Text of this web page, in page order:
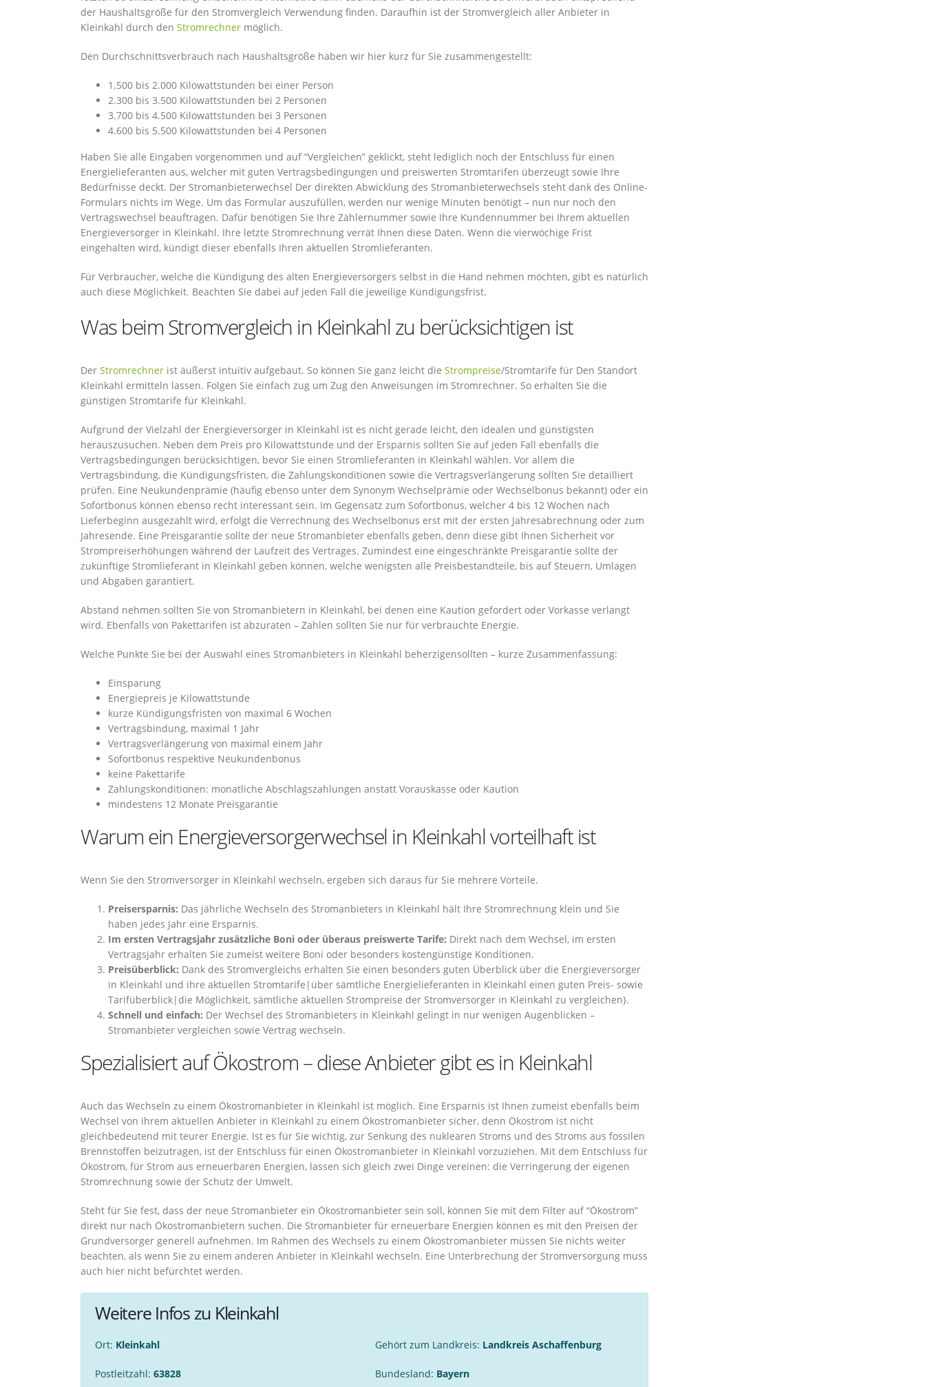
der Haushaltsgröße für den Stromvergleich Verwendung finden. Daraufhin ist der Stromvergleich aller Anbieter in
Kleinkahl durch den Stromrechner möglich.
Den Durchschnittsverbrauch nach Haushaltsgröße haben wir hier kurz für Sie zusammengestellt:
1.500 bis 2.000 Kilowattstunden bei einer Person
2.300 bis 3.500 Kilowattstunden bei 2 Personen
3.700 bis 4.500 Kilowattstunden bei 3 Personen
4.600 bis 5.500 Kilowattstunden bei 4 Personen
Haben Sie alle Eingaben vorgenommen und auf “Vergleichen” geklickt, steht lediglich noch der Entschluss für einen
Energielieferanten aus, welcher mit guten Vertragsbedingungen und preiswerten Stromtarifen überzeugt sowie Ihre
Bedürfnisse deckt. Der Stromanbieterwechsel Der direkten Abwicklung des Stromanbieterwechsels steht dank des Online-
Formulars nichts im Wege. Um das Formular auszufüllen, werden nur wenige Minuten benötigt – nun nur noch den
Vertragswechsel beauftragen. Dafür benötigen Sie Ihre Zählernummer sowie Ihre Kundennummer bei Ihrem aktuellen
Energieversorger in Kleinkahl. Ihre letzte Stromrechnung verrät Ihnen diese Daten. Wenn die vierwöchige Frist
eingehalten wird, kündigt dieser ebenfalls Ihren aktuellen Stromlieferanten.
Für Verbraucher, welche die Kündigung des alten Energieversorgers selbst in die Hand nehmen möchten, gibt es natürlich
auch diese Möglichkeit. Beachten Sie dabei auf jeden Fall die jeweilige Kündigungsfrist.
Was beim Stromvergleich in Kleinkahl zu berücksichtigen ist
Der Stromrechner ist äußerst intuitiv aufgebaut. So können Sie ganz leicht die Strompreise/Stromtarife für Den Standort
Kleinkahl ermitteln lassen. Folgen Sie einfach zug um Zug den Anweisungen im Stromrechner. So erhalten Sie die
günstigen Stromtarife für Kleinkahl.
Aufgrund der Vielzahl der Energieversorger in Kleinkahl ist es nicht gerade leicht, den idealen und günstigsten
herauszusuchen. Neben dem Preis pro Kilowattstunde und der Ersparnis sollten Sie auf jeden Fall ebenfalls die
Vertragsbedingungen berücksichtigen, bevor Sie einen Stromlieferanten in Kleinkahl wählen. Vor allem die
Vertragsbindung, die Kündigungsfristen, die Zahlungskonditionen sowie die Vertragsverlängerung sollten Sie detailliert
prüfen. Eine Neukundenprämie (häufig ebenso unter dem Synonym Wechselprämie oder Wechselbonus bekannt) oder ein
Sofortbonus können ebenso recht interessant sein. Im Gegensatz zum Sofortbonus, welcher 4 bis 12 Wochen nach
Lieferbeginn ausgezahlt wird, erfolgt die Verrechnung des Wechselbonus erst mit der ersten Jahresabrechnung oder zum
Jahresende. Eine Preisgarantie sollte der neue Stromanbieter ebenfalls geben, denn diese gibt Ihnen Sicherheit vor
Strompreiserhöhungen während der Laufzeit des Vertrages. Zumindest eine eingeschränkte Preisgarantie sollte der
zukünftige Stromlieferant in Kleinkahl geben können, welche wenigsten alle Preisbestandteile, bis auf Steuern, Umlagen
und Abgaben garantiert.
Abstand nehmen sollten Sie von Stromanbietern in Kleinkahl, bei denen eine Kaution gefordert oder Vorkasse verlangt
wird. Ebenfalls von Pakettarifen ist abzuraten – Zahlen sollten Sie nur für verbrauchte Energie.
Welche Punkte Sie bei der Auswahl eines Stromanbieters in Kleinkahl beherzigensollten – kurze Zusammenfassung:
Einsparung
Energiepreis je Kilowattstunde
kurze Kündigungsfristen von maximal 6 Wochen
Vertragsbindung, maximal 1 Jahr
Vertragsverlängerung von maximal einem Jahr
Sofortbonus respektive Neukundenbonus
keine Pakettarife
Zahlungskonditionen: monatliche Abschlagszahlungen anstatt Vorauskasse oder Kaution
mindestens 12 Monate Preisgarantie
Warum ein Energieversorgerwechsel in Kleinkahl vorteilhaft ist
Wenn Sie den Stromversorger in Kleinkahl wechseln, ergeben sich daraus für Sie mehrere Vorteile.
Preisersparnis: Das jährliche Wechseln des Stromanbieters in Kleinkahl hält Ihre Stromrechnung klein und Sie
haben jedes Jahr eine Ersparnis.
Im ersten Vertragsjahr zusätzliche Boni oder überaus preiswerte Tarife: Direkt nach dem Wechsel, im ersten
Vertragsjahr erhalten Sie zumeist weitere Boni oder besonders kostengünstige Konditionen.
Preisüberblick: Dank des Stromvergleichs erhalten Sie einen besonders guten Überblick über die Energieversorger
in Kleinkahl und ihre aktuellen Stromtarife|über sämtliche Energielieferanten in Kleinkahl einen guten Preis- sowie
Tarifüberblick|die Möglichkeit, sämtliche aktuellen Strompreise der Stromversorger in Kleinkahl zu vergleichen}.
Schnell und einfach: Der Wechsel des Stromanbieters in Kleinkahl gelingt in nur wenigen Augenblicken –
Stromanbieter vergleichen sowie Vertrag wechseln.
Spezialisiert auf Ökostrom – diese Anbieter gibt es in Kleinkahl
Auch das Wechseln zu einem Ökostromanbieter in Kleinkahl ist möglich. Eine Ersparnis ist Ihnen zumeist ebenfalls beim
Wechsel von ihrem aktuellen Anbieter in Kleinkahl zu einem Ökostromanbieter sicher, denn Ökostrom ist nicht
gleichbedeutend mit teurer Energie. Ist es für Sie wichtig, zur Senkung des nuklearen Stroms und des Stroms aus fossilen
Brennstoffen beizutragen, ist der Entschluss für einen Ökostromanbieter in Kleinkahl vorzuziehen. Mit dem Entschluss für
Ökostrom, für Strom aus erneuerbaren Energien, lassen sich gleich zwei Dinge vereinen: die Verringerung der eigenen
Stromrechnung sowie der Schutz der Umwelt.
Steht für Sie fest, dass der neue Stromanbieter ein Ökostromanbieter sein soll, können Sie mit dem Filter auf “Ökostrom”
direkt nur nach Ökostromanbietern suchen. Die Stromanbieter für erneuerbare Energien können es mit den Preisen der
Grundversorger generell aufnehmen. Im Rahmen des Wechsels zu einem Ökostromanbieter müssen Sie nichts weiter
beachten, als wenn Sie zu einem anderen Anbieter in Kleinkahl wechseln. Eine Unterbrechung der Stromversorgung muss
auch hier nicht befürchtet werden.
Weitere Infos zu Kleinkahl
Ort: Kleinkahl
Postleitzahl: 63828
Gehört zum Landkreis: Landkreis Aschaffenburg
Bundesland: Bayern